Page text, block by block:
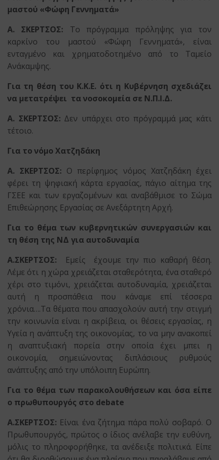
μαστού «Φώφη Γεννηματά»
Α. ΣΚΕΡΤΣΟΣ: Το πρόγραμμα πρόληψης για τον
καρκίνο του μαστού «Φώφη Γεννηματά», είναι
ενταγμένο και χρηματοδοτημένο από το Ταμείο
Ανάκαμψης.
Για τη θέση του Κ.Κ.Ε. ότι η Κυβέρνηση σχεδιάζει
να μετατρέψει τα νοσοκομεία σε Ν.Π.Ι.Δ.
Α. ΣΚΕΡΤΣΟΣ: Δεν υπάρχει στο πρόγραμμά μας κάτι
τέτοιο.
Για το νόμο Χατζηδάκη
Α. ΣΚΕΡΤΣΟΣ: Ο περίφημος νόμος Χατζηδάκη έχει
φέρει τη ψηφιακή κάρτα εργασίας, πάγιο αίτημα της
ΓΣΕΕ και των εργαζομένων και αναβάθμισε το Σώμα
Επιθεώρησης Εργασίας σε Ανεξάρτητη Αρχή.
Για το θέμα των κυβερνητικών συνεργασιών και
τη θέση της ΝΔ για αυτοδυναμία
Α.ΣΚΕΡΤΣΟΣ:
Εμείς έχουμε την πιο καθαρή θέση.
Λέμε ότι η χώρα χρειάζεται σταθερότητα, ένα σταθερό
χέρι στο τιμόνι, χρειάζεται αυτοδυναμία, χρειάζεται
αυτή η προσπάθεια που κάναμε επί τέσσερα
χρόνια….Τα θέματα που απασχολούν αυτή την στιγμή
την κοινωνία είναι η ακρίβεια, οι θέσεις εργασίας, η
Υγεία η ανάπτυξη της οικονομίας, το να μην ανακοπεί
η αναπτυξιακή πορεία στην οποία έχει μπει η
οικονομία, σημειώνοντας διπλάσιους ρυθμούς
ανάπτυξης από την υπόλοιπη Ευρώπη.
Για το θέμα των παρακολουθήσεων και όσα είπε
ο πρωθυπουργός στο debate
Α.ΣΚΕΡΤΣΟΣ: Είναι ένα ζήτημα πάρα πολύ σοβαρό. Ο
Πρωθυπουργός, πρώτος ο ίδιος ανέλαβε την ευθύνη,
μόλις το πληροφορήθηκε, τα ανέδειξε πολιτικά. Είπε